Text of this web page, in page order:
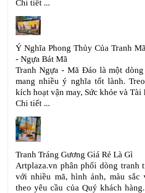
Chi tiết ...
Ý Nghĩa Phong Thủy Của Tranh
- Ngựa Bát Mã
Tranh Ngựa - Mã Đáo là một
mang nhiều ý nghĩa tốt lành.
kích hoạt vận may, Sức khỏe và Tài
Chi tiết ...
Tranh Tráng Gương Giá Rẻ Là Gì
Artplaza.vn phân phối dòng tranh
với nhiều mã, hình ảnh, màu sắc
theo yêu cầu của Quý khách